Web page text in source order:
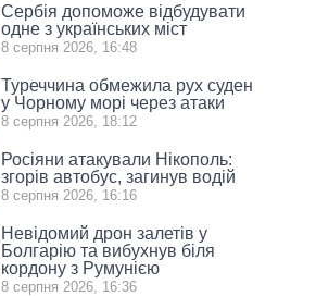
Сербія допоможе відбудувати
одне з українських міст
8 серпня 2026, 16:48
Туреччина обмежила рух суден
у Чорному морі через атаки
8 серпня 2026, 18:12
Росіяни атакували Нікополь:
згорів автобус, загинув водій
8 серпня 2026, 16:16
Невідомий дрон залетів у
Болгарію та вибухнув біля
кордону з Румунією
8 серпня 2026, 16:36